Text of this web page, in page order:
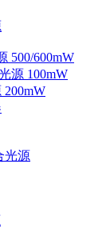
500/600mW
源 100mW
200mW
光源